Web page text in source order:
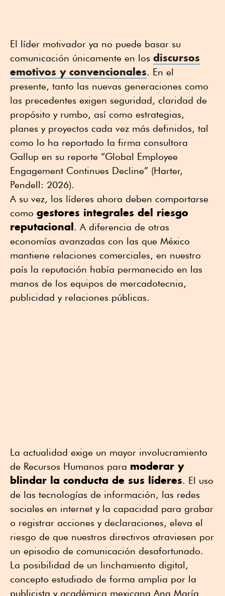
El líder motivador ya no puede basar su
comunicación únicamente en los discursos
emotivos y convencionales. En el
presente, tanto las nuevas generaciones como
las precedentes exigen seguridad, claridad de
propósito y rumbo, así como estrategias,
planes y proyectos cada vez más definidos, tal
como lo ha reportado la firma consultora
Gallup en su reporte “Global Employee
Engagement Continues Decline” (Harter,
Pendell: 2026).
A su vez, los líderes ahora deben comportarse
como gestores integrales del riesgo
reputacional . A diferencia de otras
economías avanzadas con las que México
mantiene relaciones comerciales, en nuestro
país la reputación había permanecido en las
manos de los equipos de mercadotecnia,
publicidad y relaciones públicas.
La actualidad exige un mayor involucramiento
de Recursos Humanos para moderar y
blindar la conducta de sus líderes. El uso
de las tecnologías de información, las redes
sociales en internet y la capacidad para grabar
o registrar acciones y declaraciones, eleva el
riesgo de que nuestros directivos atraviesen por
un episodio de comunicación desafortunado.
La posibilidad de un linchamiento digital,
concepto estudiado de forma amplia por la
publicista y académica mexicana Ana María